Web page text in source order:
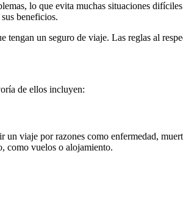
lo que evita muchas situaciones
beneficios.
un seguro de viaje. Las reglas al
de ellos incluyen:
viaje por razones como enfermedad,
como vuelos o alojamiento.